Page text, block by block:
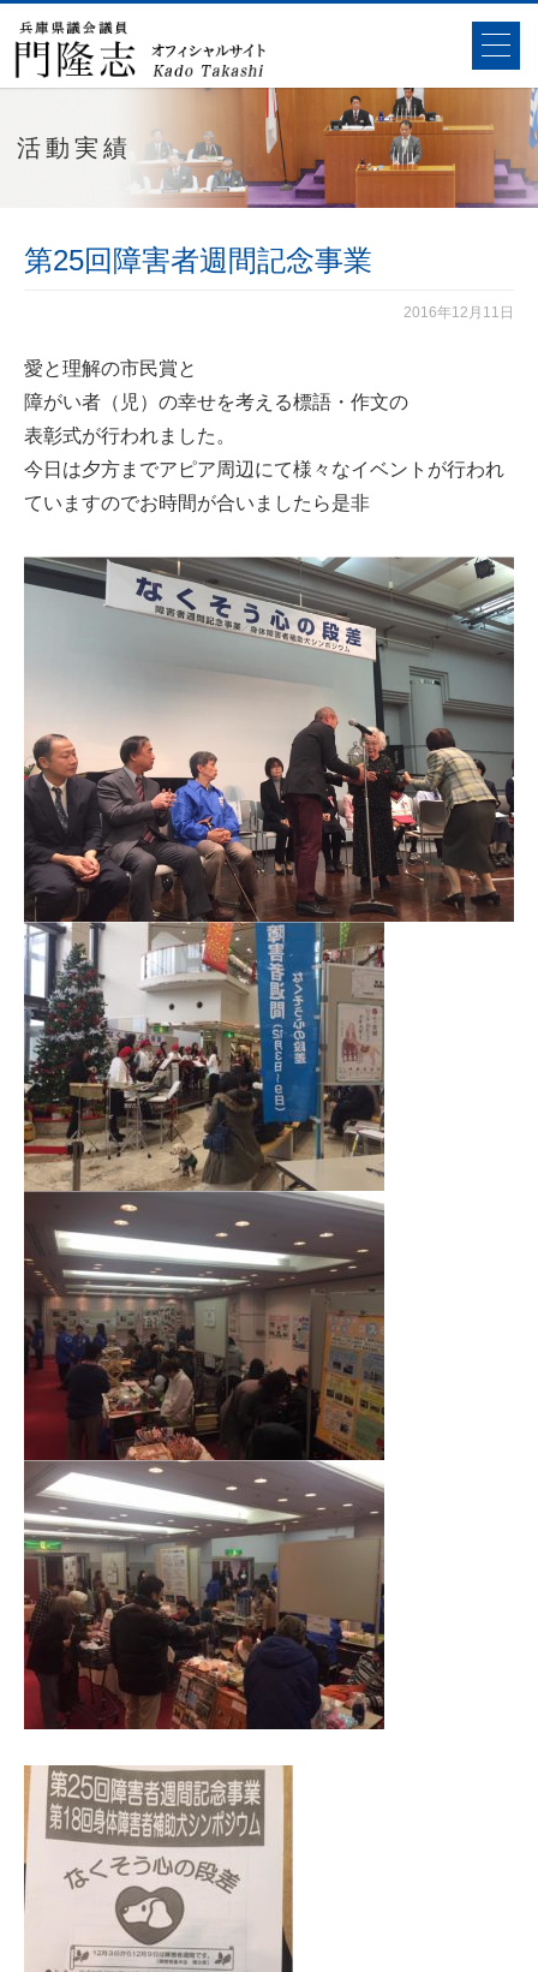
活動実績
第25回障害者週間記念事業
2016年12月11日
愛と理解の市民賞と
障がい者（児）の幸せを考える標語・作文の
表彰式が行われました。
今日は夕方までアピア周辺にて様々なイベントが行われ
ていますのでお時間が合いましたら是非